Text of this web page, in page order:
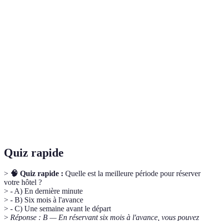
Quiz rapide
> 🧠 Quiz rapide : Quelle est la meilleure période pour réserver
votre hôtel ?
> - A) En dernière minute
> - B) Six mois à l'avance
> - C) Une semaine avant le départ
> Réponse : B — En réservant six mois à l'avance, vous pouvez